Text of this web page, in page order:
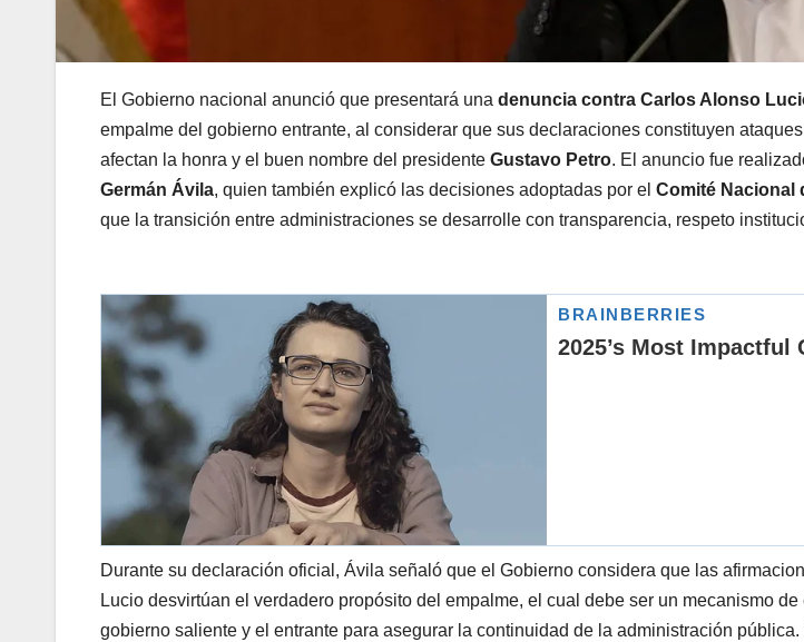
El Gobierno nacional anunció que presentará una denuncia contra Carlos Alonso
empalme del gobierno entrante, al considerar que sus declaraciones constituyen
afectan la honra y el buen nombre del presidente Gustavo Petro. El anuncio fue
Germán Ávila, quien también explicó las decisiones adoptadas por el Comité Nacional
que la transición entre administraciones se desarrolle con transparencia, respeto
Durante su declaración oficial, Ávila señaló que el Gobierno considera que las
Lucio desvirtúan el verdadero propósito del empalme, el cual debe ser un mecanismo de
gobierno saliente y el entrante para asegurar la continuidad de la administración